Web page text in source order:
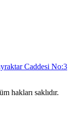
Caddesi No:3
hakları saklıdır.